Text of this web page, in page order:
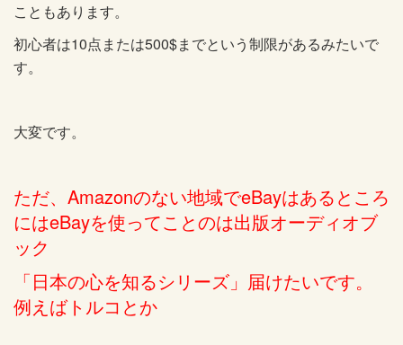
こともあります。
初心者は10点または500$までという制限があるみたいで
す。
大変です。
ただ、Amazonのない地域でeBayはあるところ
にはeBayを使ってことのは出版オーディオブ
ック
「日本の心を知るシリーズ」届けたいです。
例えばトルコとか